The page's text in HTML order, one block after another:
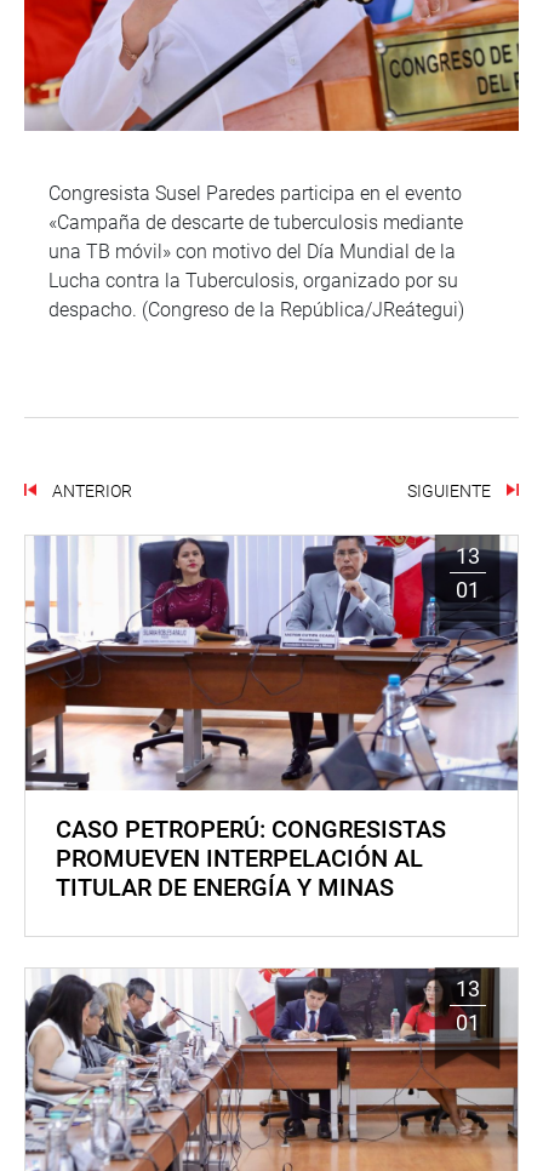
Congresista Susel Paredes participa en el evento
«Campaña de descarte de tuberculosis mediante
una TB móvil» con motivo del Día Mundial de la
Lucha contra la Tuberculosis, organizado por su
despacho. (Congreso de la República/JReátegui)
ANTERIOR SIGUIENTE
13
01
CASO PETROPERÚ: CONGRESISTAS
PROMUEVEN INTERPELACIÓN AL
TITULAR DE ENERGÍA Y MINAS
13
01